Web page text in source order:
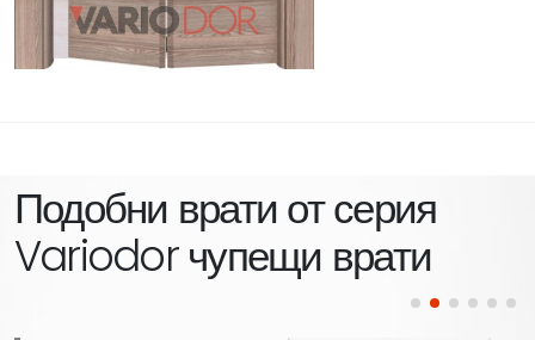
Подобни врати от серия
Variodor чупещи врати